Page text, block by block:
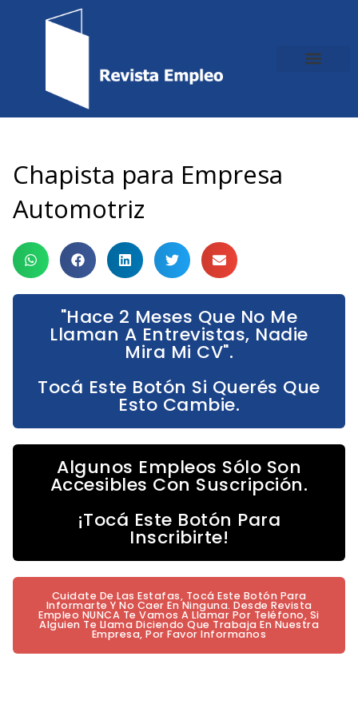
Chapista para Empresa
Automotriz
"Hace 2 Meses Que No Me
Llaman A Entrevistas, Nadie
Mira Mi CV".
Tocá Este Botón Si Querés Que
Esto Cambie.
Algunos Empleos Sólo Son
Accesibles Con Suscripción.
¡Tocá Este Botón Para
Inscribirte!
Cuidate De Las Estafas, Tocá Este Botón Para
Informarte Y No Caer En Ninguna. Desde Revista
Empleo NUNCA Te Vamos A Llamar Por Teléfono, Si
Alguien Te Llama Diciendo Que Trabaja En Nuestra
Empresa, Por Favor Informanos